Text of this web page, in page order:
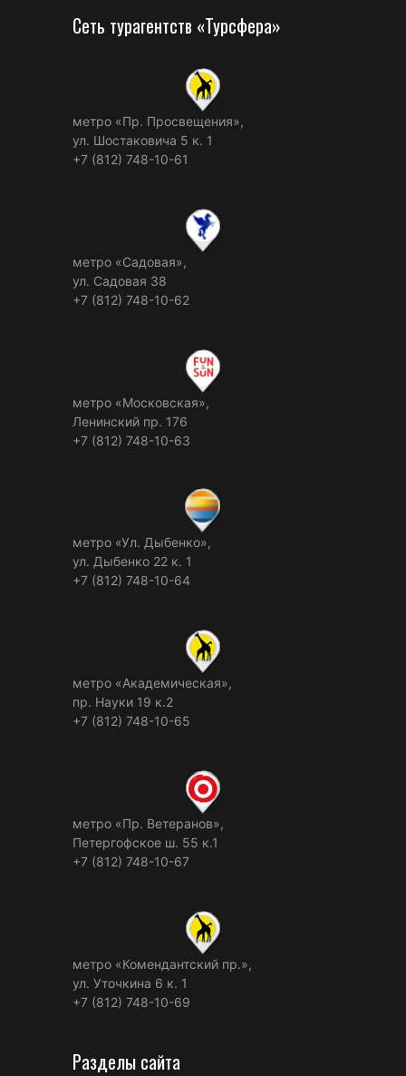
Сеть турагентств «Турсфера»
метро «Пр. Просвещения»,
ул. Шостаковича 5 к. 1
+7 (812) 748-10-61
метро «Садовая»,
ул. Садовая 38
+7 (812) 748-10-62
метро «Московская»,
Ленинский пр. 176
+7 (812) 748-10-63
метро «Ул. Дыбенко»,
ул. Дыбенко 22 к. 1
+7 (812) 748-10-64
метро «Академическая»,
пр. Науки 19 к.2
+7 (812) 748-10-65
метро «Пр. Ветеранов»,
Петергофское ш. 55 к.1
+7 (812) 748-10-67
метро «Комендантский пр.»,
ул. Уточкина 6 к. 1
+7 (812) 748-10-69
Разделы сайта